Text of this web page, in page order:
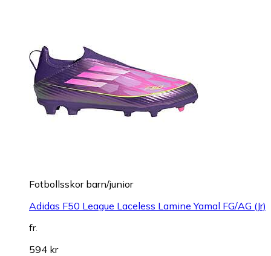
Fotbollsskor barn/junior
Adidas F50 League Laceless Lamine Yamal FG/AG (Jr)
fr.
594 kr